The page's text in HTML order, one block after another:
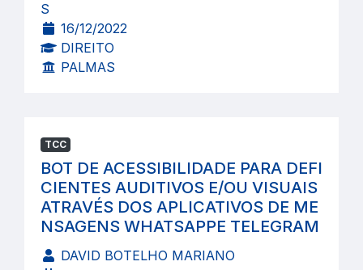
S
16/12/2022
DIREITO
PALMAS
TCC
BOT DE ACESSIBILIDADE PARA DEFI
CIENTES AUDITIVOS E/OU VISUAIS
ATRAVÉS DOS APLICATIVOS DE ME
NSAGENS WHATSAPPE TELEGRAM
DAVID BOTELHO MARIANO